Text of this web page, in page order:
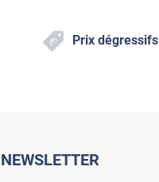
Prix dégressifs
NEWSLETTER